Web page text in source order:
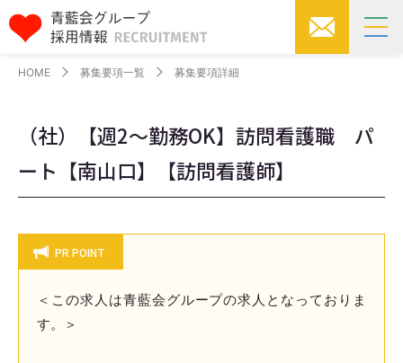
HOME 募集要項一覧 募集要項詳細
（社）【週2～勤務OK】訪問看護職 パ
ート【南山口】【訪問看護師】
PR POINT
＜この求人は青藍会グループの求人となっておりま
す。＞